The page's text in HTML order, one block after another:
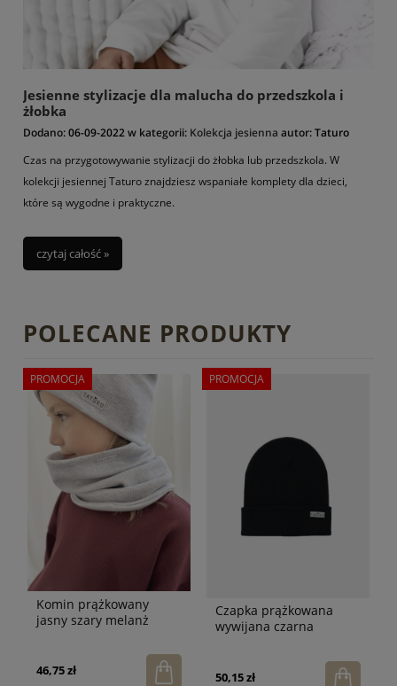
Jesienne stylizacje dla malucha do przedszkola i
żłobka
Dodano:06-09-2022w kategorii: Kolekcja jesienna autor:Taturo
Czas na przygotowywanie stylizacji do żłobka lub przedszkola. W
kolekcji jesiennej Taturo znajdziesz wspaniałe komplety dla dzieci,
które są wygodne i praktyczne.
czytaj całość »
POLECANE PRODUKTY
Komin prążkowany
jasny szary melanż
46,75 zł
PROMOCJA
Czapka prążkowana
wywijana czarna
50,15 zł
PROMOCJA